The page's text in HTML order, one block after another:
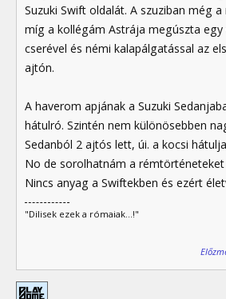
Suzuki Swift oldalát. A szuziban még
míg a kollégám Astrája megúszta egy
cserével és némi kalapálgatással az
ajtón.
A haverom apjának a Suzuki
hátulró. Szintén nem különösebben
Sedanból 2 ajtós lett, úi. a kocsi
No de sorolhatnám a
Nincs anyag a Swiftekben és ezért
"Dilisek ezek a rómaiak...!"